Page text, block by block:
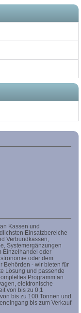
Kassen und
Einsatzbereiche
Verbundkassen,
Systemergänzungen
Einzelhandel oder
oder dem
Behörden - wir bieten für
Lösung und passende
Programm an
elektronische
von bis zu 0,1
bis zu 100 Tonnen und
bis zum Verkauf